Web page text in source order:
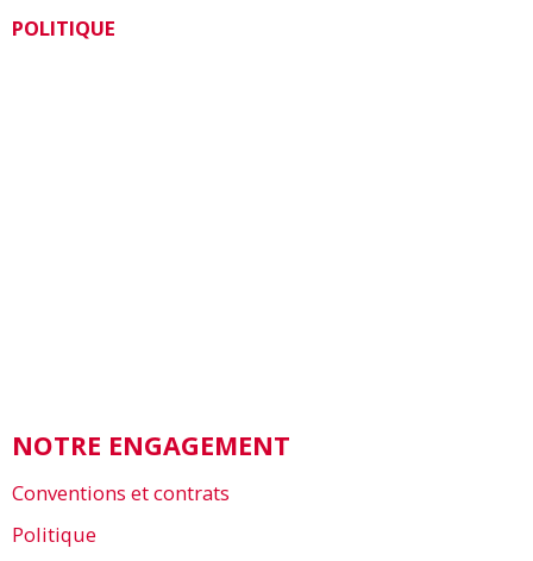
POLITIQUE
NOTRE ENGAGEMENT
Conventions et contrats
Politique